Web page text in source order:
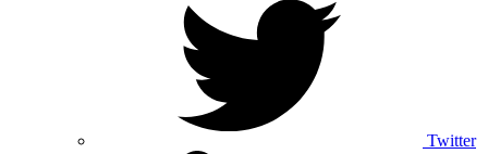
Twitter